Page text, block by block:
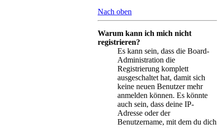
Nach oben
Warum kann ich mich nicht
registrieren?
Es kann sein, dass die Board-
Administration die
Registrierung komplett
ausgeschaltet hat, damit sich
keine neuen Benutzer mehr
anmelden können. Es könnte
auch sein, dass deine IP-
Adresse oder der
Benutzername, mit dem du dich